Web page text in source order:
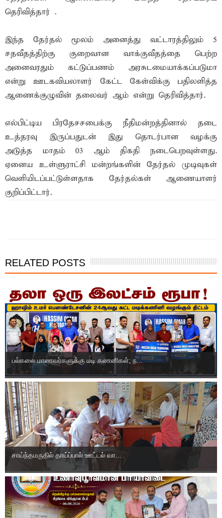
தெரிவித்தார் .
இந்த தேர்தல் மூலம் அனைத்து வட்டாரத்திலும் 5
சதவீதத்திற்கு குறைவான வாக்குவீதத்தை பெற்ற
அனைவரதும் கட்டுப்பணம் அரசுடமையாக்கப்படுமா
என்று ஊடகவியலாளர் கேட்ட கேள்விக்கு பதிலளித்த
ஆணைக்குழுவின் தலைவர் ஆம் என்று தெரிவித்தார்.
எல்பிட்டிய பிரதேசசபைக்கு நீதிமன்றத்தினால் தடை
உத்தரவு இருப்பதுடன் இது தொடர்பான வழக்கு
அடுத்த மாதம் 03 ஆம் திகதி நடைபெறவுள்ளது.
ஏனைய உள்ளுராட்சி மன்றங்களின் தேர்தல் முடிவுகள்
வெளியிடப்பட்டுள்ளதாக தேர்தல்கள் ஆணையாளர்
குறிப்பிட்டார்.
RELATED POSTS
பல்கலை மாணவர்களுக்கு மடி கணனிகள்; ந...
சாய்ந்தமருதில் தாய்ப்பால் ஊட்டல் வா...